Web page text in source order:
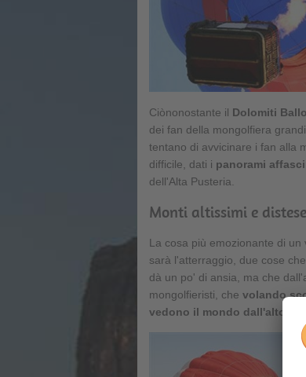
Ciònonostante il Dolomiti
dei fan della mongolfiera
tentano di avvicinare i fan alla
difficile, dati i panorami
dell'Alta Pusteria.
Monti altissimi e
La cosa più emozionante di
sarà l'atterraggio, due cose
dà un po' di ansia, ma che
mongolfieristi, che volando
vedono il mondo dall'alto